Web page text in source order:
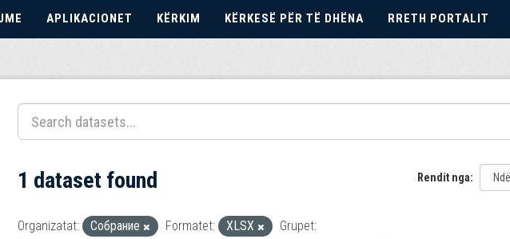
APLIKACIONET KËRKIM KËRKESË PËR TË DHËNA RRETH PORTALIT
Rendit nga
1 dataset found
Organizatat: Собрание Formatet: XLSX
Grupet: